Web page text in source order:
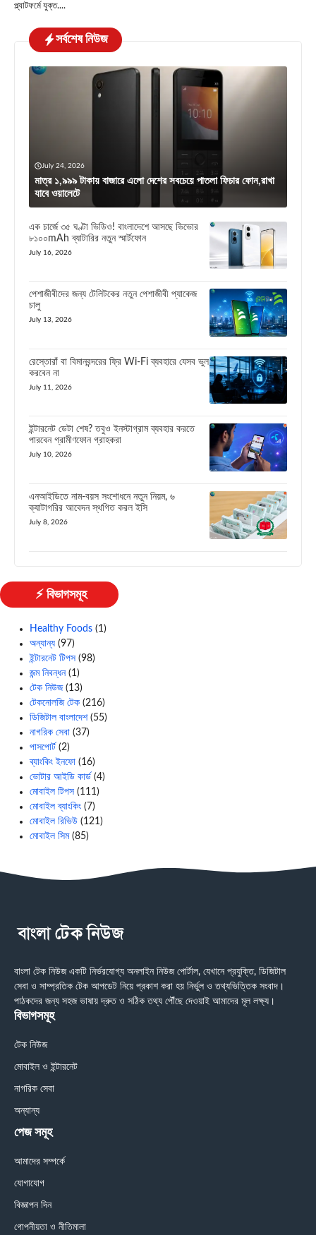
প্ল্যাটফর্মে যুক্ত....
সর্বশেষ নিউজ
July 24, 2026
মাত্র ১,৯৯৯ টাকায় বাজারে এলো দেশের সবচেয়ে পাতলা ফিচার ফোন,রাখা
যাবে ওয়ালেটে
এক চার্জে ৩৫ ঘণ্টা ভিডিও! বাংলাদেশে আসছে ভিভোর
৮১০০mAh ব্যাটারির নতুন স্মার্টফোন
July 16, 2026
পেশাজীবীদের জন্য টেলিটকের নতুন পেশাজীবী প্যাকেজ
চালু
July 13, 2026
রেস্তোরাঁ বা বিমানবন্দরের ফ্রি Wi-Fi ব্যবহারে যেসব ভুল
করবেন না
July 11, 2026
ইন্টারনেট ডেটা শেষ? তবুও ইনস্টাগ্রাম ব্যবহার করতে
পারবেন গ্রামীণফোন গ্রাহকরা
July 10, 2026
এনআইডিতে নাম-বয়স সংশোধনে নতুন নিয়ম, ৬
ক্যাটাগরির আবেদন স্থগিত করল ইসি
July 8, 2026
⚡ বিভাগসমূহ
Healthy Foods (1)
অন্যান্য (97)
ইন্টারনেট টিপস (98)
জন্ম নিবন্ধন(1)
টেক নিউজ(13)
টেকনোলজি টেক (216)
ডিজিটাল বাংলাদেশ(55)
নাগরিক সেবা (37)
পাসপোর্ট (2)
ব্যাংকিং ইনফো (16)
ভোটার আইডি কার্ড (4)
মোবাইল টিপস (111)
মোবাইল ব্যাংকিং (7)
মোবাইল রিভিউ (121)
মোবাইল সিম(85)
বাংলা টেক নিউজ একটি নির্ভরযোগ্য অনলাইন নিউজ পোর্টাল, যেখানে প্রযুক্তি, ডিজিটাল
সেবা ও সাম্প্রতিক টেক আপডেট নিয়ে প্রকাশ করা হয় নির্ভুল ও তথ্যভিত্তিক সংবাদ।
পাঠকদের জন্য সহজ ভাষায় দ্রুত ও সঠিক তথ্য পৌঁছে দেওয়াই আমাদের মূল লক্ষ্য।
বিভাগসমূহ
টেক নিউজ
মোবাইল ও ইন্টারনেট
নাগরিক সেবা
অন্যান্য
পেজ সমূহ
আমাদের সম্পর্কে
যোগাযোগ
বিজ্ঞাপন দিন
গোপনীয়তা ও নীতিমালা